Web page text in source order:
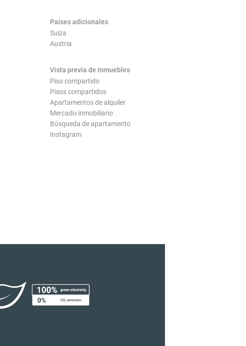
Países adicionales
Suiza
Austria
Vista previa de inmuebles
Piso compartido
Pisos compartidos
Apartamentos de alquiler
Mercado inmobiliario
Búsqueda de apartamento
Instagram